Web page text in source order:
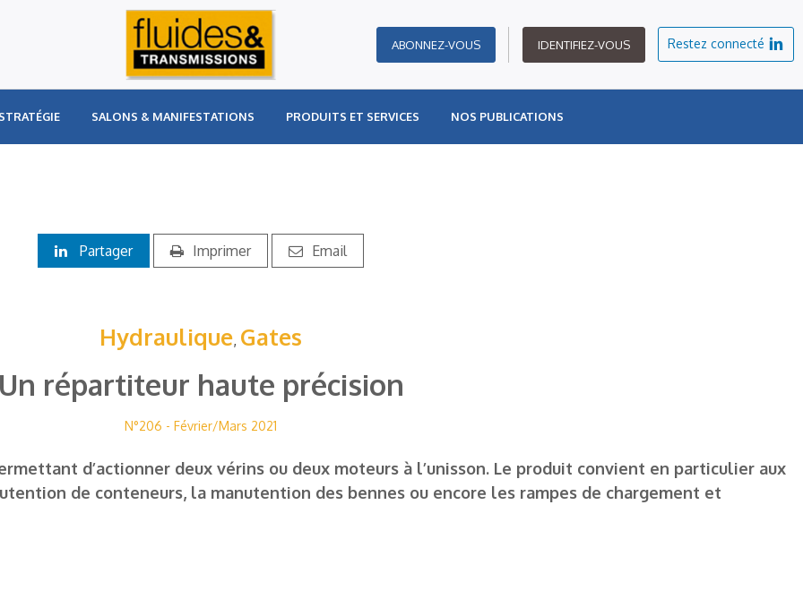
ABONNEZ-VOUS IDENTIFIEZ-VOUS Restez connecté
STRATÉGIE SALONS & MANIFESTATIONS PRODUITS ET SERVICES NOS PUBLICATIONS
Partager Imprimer Email
Hydraulique, Gates
Un répartiteur haute précision
N°206 - Février/Mars 2021
d’actionner deux vérins ou deux moteurs à l’unisson. Le produit convient en particulier aux
de conteneurs, la manutention des bennes ou encore les rampes de chargement et